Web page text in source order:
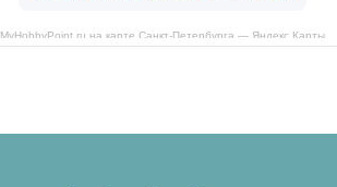
MyHobbyPoint.ru на карте Санкт‑Петербурга — Яндекс Карты